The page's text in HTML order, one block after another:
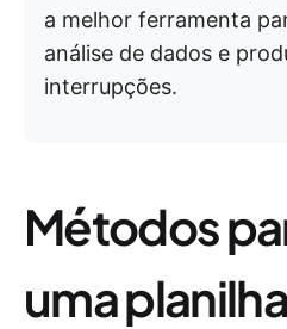
a melhor ferramenta
análise de dados e
interrupções.
Métodos
uma